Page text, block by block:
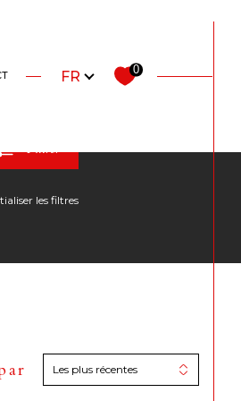
Langue
FR 0
Filtrer
les filtres
Les plus récentes